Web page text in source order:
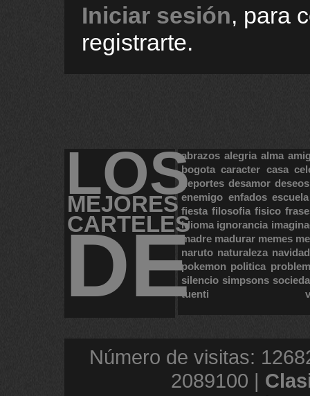
Iniciar sesión, para
registrarte.
LOS
MEJORES
CARTELES
DE
abrazos alegria alma
bogota caracter casa
deportes desamor deseos
enemigo enfados escuela
fiesta filosofia fisico
idioma ignorancia
madre madurar memes
naruto naturaleza navidad
pokemon politica
silencio simpsons
tuenti
Número de visitas:
2089100 |